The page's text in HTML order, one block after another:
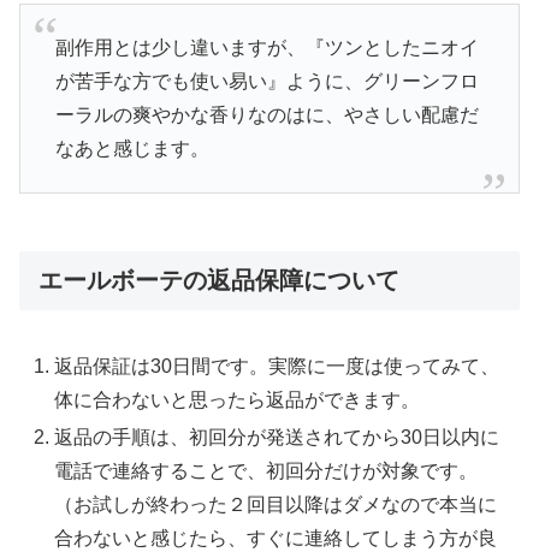
副作用とは少し違いますが、『ツンとしたニオイ
が苦手な方でも使い易い』ように、グリーンフロ
ーラルの爽やかな香りなのはに、やさしい配慮だ
なあと感じます。
エールボーテの返品保障について
返品保証は30日間です。実際に一度は使ってみて、
体に合わないと思ったら返品ができます。
返品の手順は、初回分が発送されてから30日以内に
電話で連絡することで、初回分だけが対象です。
（お試しが終わった２回目以降はダメなので本当に
合わないと感じたら、すぐに連絡してしまう方が良